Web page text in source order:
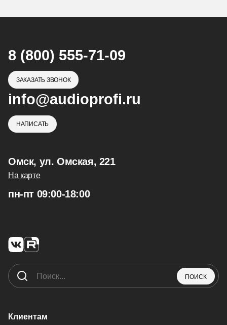
8 (800) 555-71-09
ЗАКАЗАТЬ ЗВОНОК
info@audioprofi.ru
НАПИСАТЬ
Омск, ул. Омская, 221
На карте
пн-пт 09:00-18:00
ПОИСК
Клиентам